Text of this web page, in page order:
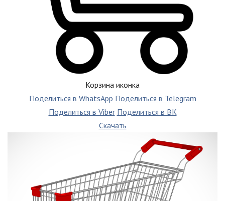
Корзина иконка
Поделиться в WhatsApp Поделиться в Telegram
Поделиться в Viber Поделиться в ВК
Скачать